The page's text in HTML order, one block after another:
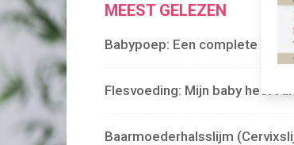
MEEST GELEZEN
Babypoep: Een complete gids
Flesvoeding: Mijn baby heeft
Baarmoederhalsslijm